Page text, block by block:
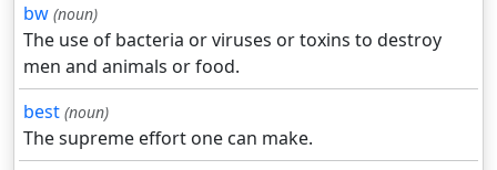
bw (noun)
The use of bacteria or viruses or toxins to destroy
men and animals or food.
best (noun)
The supreme effort one can make.